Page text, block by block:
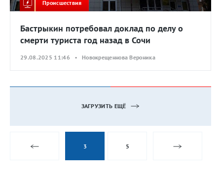
Происшествия
Бастрыкин потребовал доклад по делу о
смерти туриста год назад в Сочи
29.08.2025 11:46 • Новокрещеннова Вероника
ЗАГРУЗИТЬ ЕЩЁ
3 5